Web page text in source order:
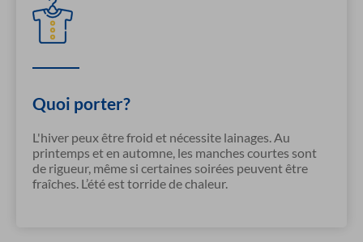
Quoi porter?
L'hiver peux être froid et nécessite lainages. Au
printemps et en automne, les manches courtes sont
de rigueur, même si certaines soirées peuvent être
fraîches. L’été est torride de chaleur.